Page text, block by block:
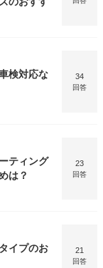
検対応な
34
回答
ティング
は？
23
回答
イプのお
21
回答